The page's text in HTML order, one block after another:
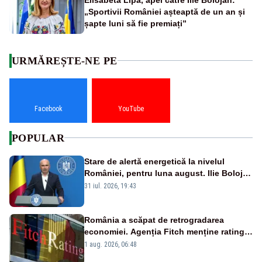
„Sportivii României așteaptă de un an și
șapte luni să fie premiați”
URMĂREȘTE-NE PE
Facebook YouTube
POPULAR
Stare de alertă energetică la nivelul
României, pentru luna august. Ilie Bolojan
a anunțat importuri și posibile restricții –
31 iul. 2026, 19:43
România a scăpat de retrogradarea
economiei. Agenția Fitch menține ratingul
„BBB-” cu perspectivă negativă
1 aug. 2026, 06:48